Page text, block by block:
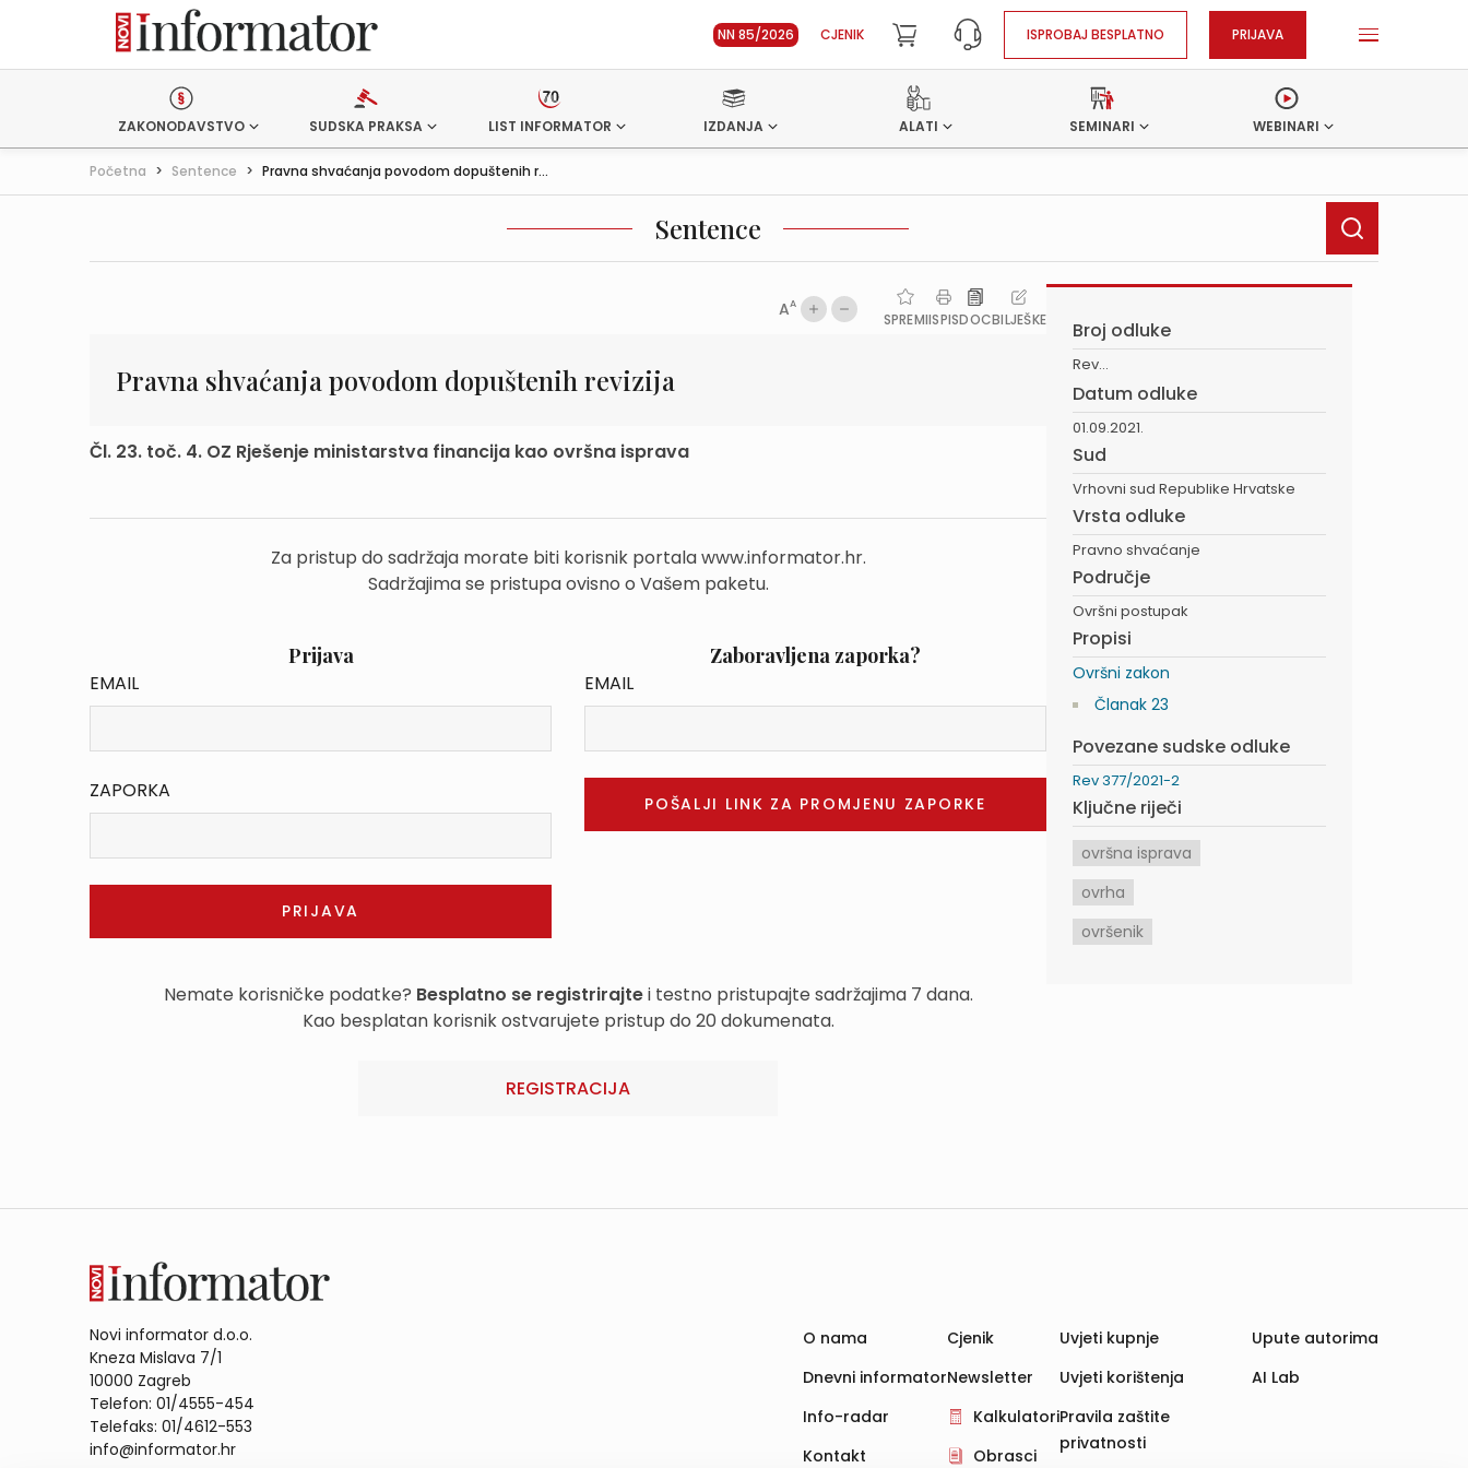
NN 85/2026 CJENIK ISPROBAJ BESPLATNO PRIJAVA
ZAKONODAVSTVO SUDSKA PRAKSA LIST INFORMATOR IZDANJA ALATI SEMINARI WEBINARI
Početna > Sentence > Pravna shvaćanja povodom dopuštenih r...
Sentence
AA
SPREMIISPISDOCBILJEŠKE
Pravna shvaćanja povodom dopuštenih revizija
Čl. 23. toč. 4. OZ Rješenje ministarstva financija kao ovršna isprava
Za pristup do sadržaja morate biti korisnik portala www.informator.hr.
Sadržajima se pristupa ovisno o Vašem paketu.
Prijava
EMAIL
ZAPORKA
Zaboravljena zaporka?
EMAIL
Nemate korisničke podatke? Besplatno se registrirajtei testno pristupajte sadržajima 7 dana.
Kao besplatan korisnik ostvarujete pristup do 20 dokumenata.
REGISTRACIJA
Broj odluke
Rev...
Datum odluke
01.09.2021.
Sud
Vrhovni sud Republike Hrvatske
Vrsta odluke
Pravno shvaćanje
Područje
Ovršni postupak
Propisi
Ovršni zakon
Članak 23
Povezane sudske odluke
Rev 377/2021-2
Ključne riječi
ovršna isprava
ovrha
ovršenik
Novi informator d.o.o.
Kneza Mislava 7/1
10000 Zagreb
Telefon: 01/4555-454
Telefaks: 01/4612-553
info@informator.hr
O nama
Dnevni informator
Info-radar
Kontakt
Cjenik
Newsletter
Kalkulatori
Obrasci
Uvjeti kupnje
Uvjeti korištenja
Pravila zaštite
privatnosti
Upute autorima
AI Lab